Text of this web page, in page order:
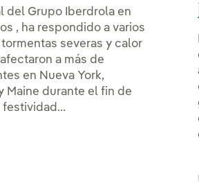
del Grupo Iberdrola en
, ha respondido a varios
severas y calor
a más de
en Nueva York,
Maine durante el fin de
festividad...
Iberdrola refuerza la resiliencia
Iberdrola refuerza la resiliencia